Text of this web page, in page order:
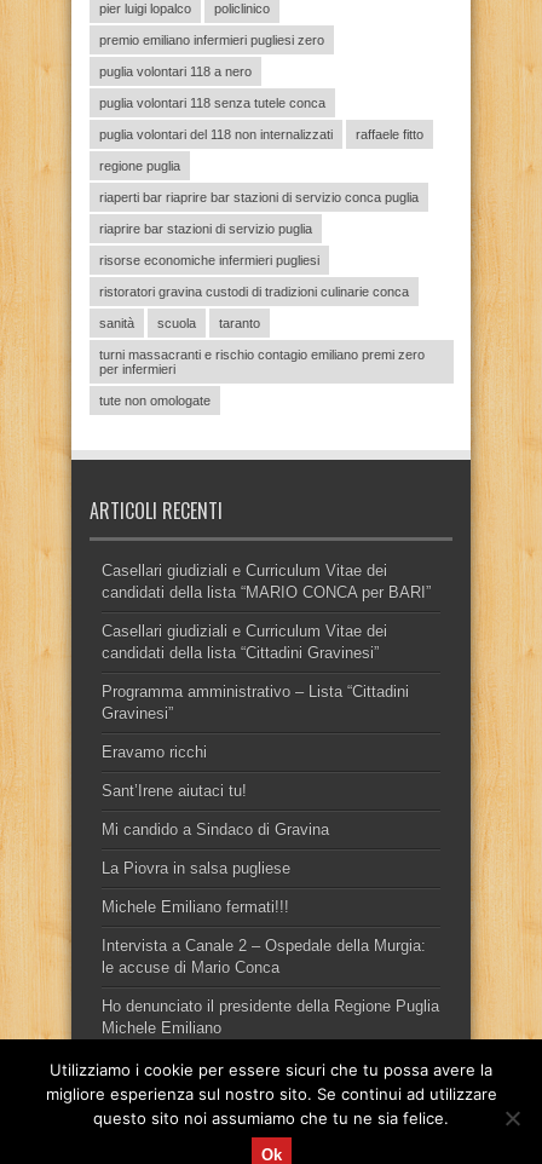
pier luigi lopalco policlinico
premio emiliano infermieri pugliesi zero
puglia volontari 118 a nero
puglia volontari 118 senza tutele conca
puglia volontari del 118 non internalizzati raffaele fitto
regione puglia
riaperti bar riaprire bar stazioni di servizio conca puglia
riaprire bar stazioni di servizio puglia
risorse economiche infermieri pugliesi
ristoratori gravina custodi di tradizioni culinarie conca
sanità scuola taranto
turni massacranti e rischio contagio emiliano premi zero
per infermieri
tute non omologate
ARTICOLI RECENTI
Casellari giudiziali e Curriculum Vitae dei
candidati della lista “MARIO CONCA per BARI”
Casellari giudiziali e Curriculum Vitae dei
candidati della lista “Cittadini Gravinesi”
Programma amministrativo – Lista “Cittadini
Gravinesi”
Eravamo ricchi
Sant’Irene aiutaci tu!
Mi candido a Sindaco di Gravina
La Piovra in salsa pugliese
Michele Emiliano fermati!!!
Intervista a Canale 2 – Ospedale della Murgia:
le accuse di Mario Conca
Ho denunciato il presidente della Regione Puglia
Michele Emiliano
Sito ufficiale del candidato sindaco, per la città di Gravina in
Utilizziamo i cookie per essere sicuri che tu possa avere la
migliore esperienza sul nostro sito. Se continui ad utilizzare
questo sito noi assumiamo che tu ne sia felice.
Ok